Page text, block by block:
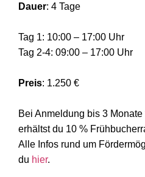
Dauer: 4 Tage
Tag 1: 10:00 – 17:00 Uhr
Tag 2-4: 09:00 – 17:00 Uhr
Preis: 1.250 €
Bei Anmeldung bis 3
erhältst du 10 %
Alle Infos rund um
du hier.